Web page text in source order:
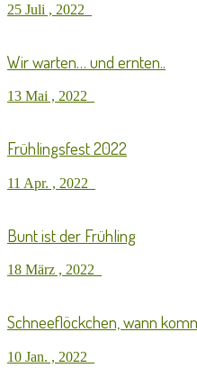
25 Juli , 2022
Wir warten… und ernten..
13 Mai , 2022
Frühlingsfest 2022
11 Apr. , 2022
Bunt ist der Frühling
18 März , 2022
Schneeflöckchen, wann
10 Jan. , 2022